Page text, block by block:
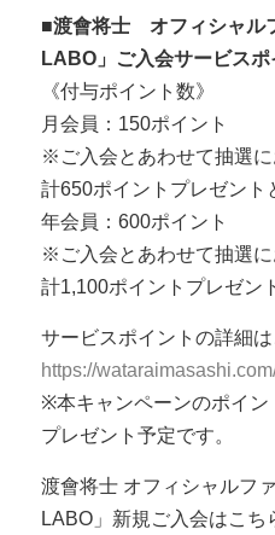
■渡會将士 オフィシャル
LABO」ご入会サービスポ
《付与ポイント数》
月会員：150ポイント
※ご入会とあわせて抽選
計650ポイントプレゼント
年会員：600ポイント
※ご入会とあわせて抽選
計1,100ポイントプレゼン
サービスポイントの詳細
https://
※本キャンペーンのポイン
プレゼント予定です。
渡會将士 オフィシャルフ
LABO」新規ご入会はこち